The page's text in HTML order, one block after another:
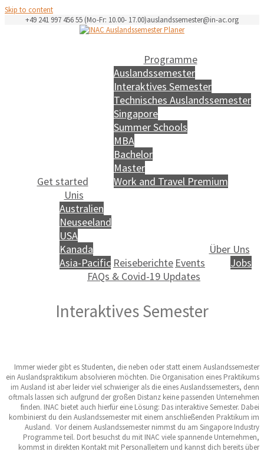
Skip to content
+49 241 997 456 55 (Mo-Fr: 10.00- 17.00)auslandssemester@in-ac.org
Get started
Programme
Auslandssemester
Interaktives Semester
Technisches Auslandssemester
Singapore
Summer Schools
MBA
Bachelor
Master
Work and Travel Premium
Unis
Australien
Neuseeland
USA
Kanada
Asia-Pacific Reiseberichte Events
Über Uns
Jobs
FAQs & Covid-19 Updates
Interaktives Semester
Immer wieder gibt es Studenten, die neben oder statt einem Auslandssemester
ein Auslandspraktikum absolvieren möchten. Die Organisation eines Praktikums
im Ausland ist aber leider viel schwieriger als die eines Auslandssemesters, denn
oftmals lassen sich aufgrund der großen Distanz keine passenden Unternehmen
finden. INAC bietet auch hierfür eine Lösung: Das interaktive Semester. Dabei
kombinierst du dein Auslandssemester mit einem anschließenden Praktikum im
Ausland. Vor deinem Auslandssemester nimmst du am Singapore Industry
Programme teil. Dort besuchst du mit INAC viele spannende Unternehmen,
kommst in direkten Kontakt mit Personalleitern und kannst dich bereits über